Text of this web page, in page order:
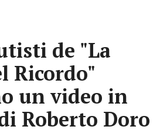
de "La
Ricordo"
un video in
Roberto Doro